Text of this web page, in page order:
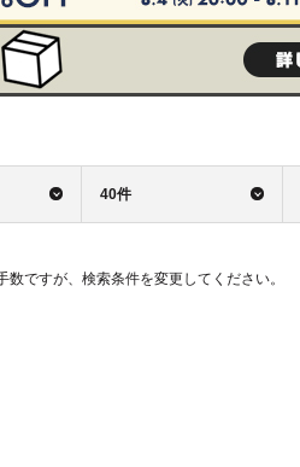
40件
ですが、検索条件を変更してください。